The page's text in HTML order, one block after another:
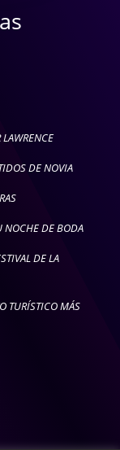
DE NOVIA
NOCHE DE BODA
DE LA
TURÍSTICO MÁS